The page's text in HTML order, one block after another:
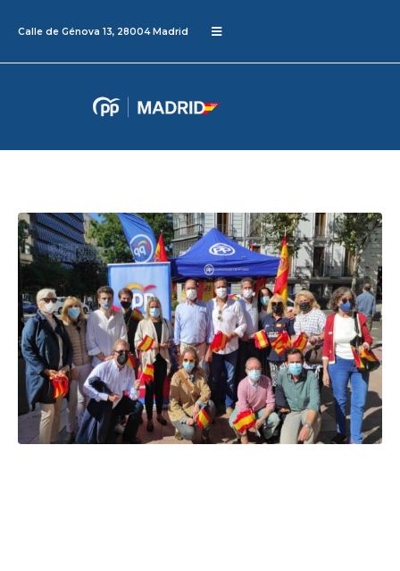
Calle de Génova 13, 28004 Madrid